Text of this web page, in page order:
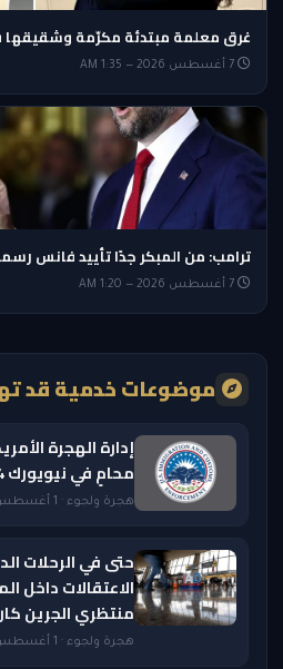
غرق معلمة مبتدئة مكرّمة وشقيقها
ترامب: من المبكر جدًا تأييد فانس رسميًا
موضوعات خدمية قد
إدارة الهجرة
محامٍ في نيويورك 470584 دولاراً
هجرة ولجوء · 1 أغسطس 2026 — 7:10 PM
الاعتقالات
منتظري الجرين
هجرة ولجوء · 1 أغسطس 2026 — 12:51 PM